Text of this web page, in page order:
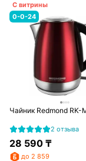
С витрины
0-0-24
Чайник Redmond RK-
2 отзыва
28 590₸
до 2 859